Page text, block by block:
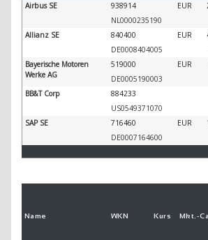
Airbus SE 938914 EUR
NL0000235190
Allianz SE
840400 EUR
DE0008404005
Bayerische Motoren
Werke AG
519000 EUR
DE0005190003
BB&T Corp
884233
US0549371070
SAP SE
716460 EUR
DE0007164600
Name WKN Kurs Mkt.-